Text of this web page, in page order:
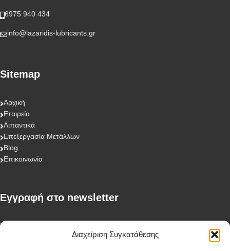
Διαχείριση Συγκατάθεσης
6975 940 434
info@lazaridis-lubricants.gr
Sitemap
Αρχική
Εταιρεία
Λιπαντικά
Επεξεργασία Μετάλλων
Blog
Επικοινωνία
Eγγραφή στο newsletter
First Name